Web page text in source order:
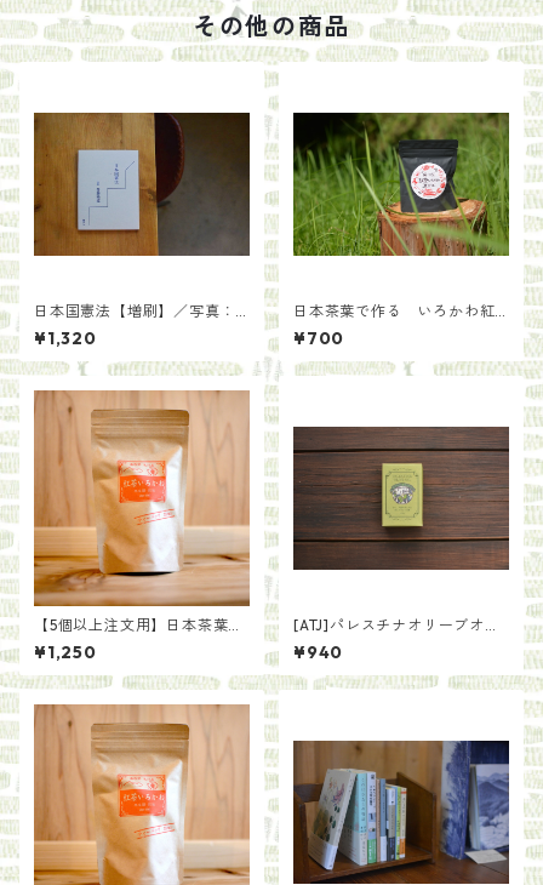
その他の商品
日本国憲法【増刷】／写真：
齋藤陽道
¥1,320
日本茶葉で作る いろかわ紅
茶【手土産用パッケージ30
g】
¥700
【5個以上注文用】日本茶葉で
作る いろかわ紅茶（ティー
バッグ）
¥1,250
[ATJ]パレスチナオリーブオイ
ル石鹸
¥940